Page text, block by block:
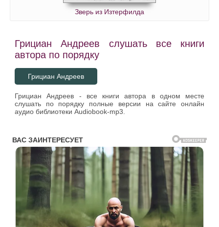
Зверь из Изтерфилда
Грициан Андреев слушать все книги
автора по порядку
Грициан Андреев
Грициан Андреев - все книги автора в одном месте
слушать по порядку полные версии на сайте онлайн
аудио библиотеки Audiobook-mp3.